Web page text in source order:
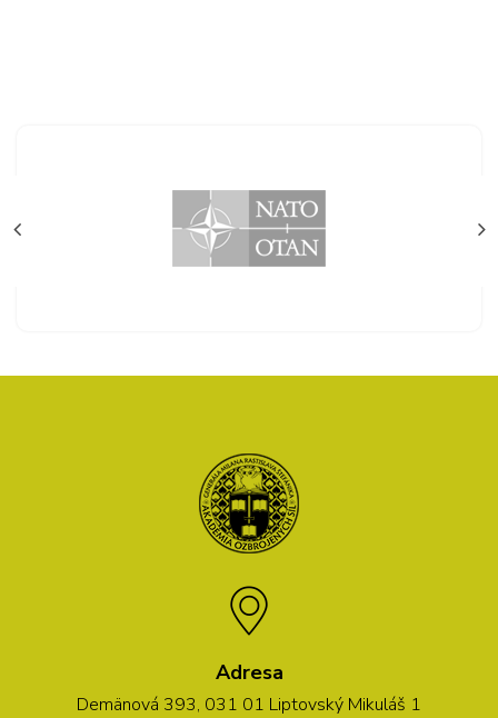
Adresa
Demänová 393, 031 01 Liptovský Mikuláš 1